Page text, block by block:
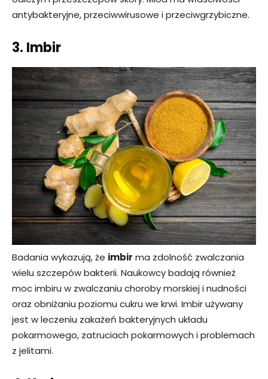
antybakteryjne, przeciwwirusowe i przeciwgrzybiczne.
3. Imbir
Badania wykazują, że imbir ma zdolność zwalczania
wielu szczepów bakterii. Naukowcy badają również
moc imbiru w zwalczaniu choroby morskiej i nudności
oraz obniżaniu poziomu cukru we krwi. Imbir używany
jest w leczeniu zakażeń bakteryjnych układu
pokarmowego, zatruciach pokarmowych i problemach
z jelitami.